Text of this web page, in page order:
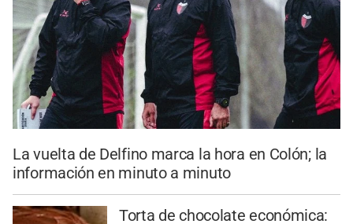
La vuelta de Delfino marca la hora en Colón; la
información en minuto a minuto
Torta de chocolate económica: